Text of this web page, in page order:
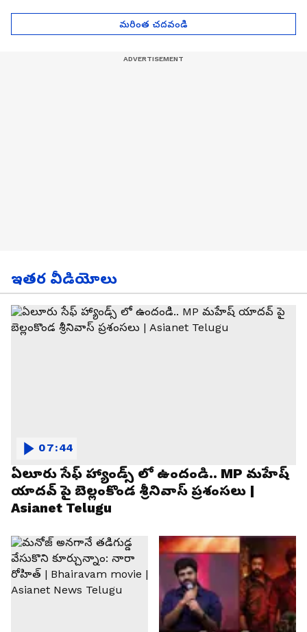
మరింత చదవండి
ఇతర వీడియోలు
ఏలూరు సేఫ్ హ్యాండ్స్ లో ఉందండి.. MP మహేష్
యాదవ్ పై బెల్లంకొండ శ్రీనివాస్ ప్రశంసలు |
Asianet Telugu
07:44